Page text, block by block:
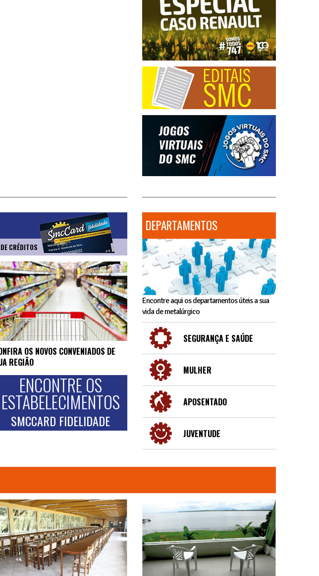
CRÉDITOS
OS NOVOS CONVENIADOS DE
REGIÃO
ENCONTRE OS
ESTABELECIMENTOS
SMCCARD FIDELIDADE
DEPARTAMENTOS
Encontre aqui os departamentos úteis a sua
vida de metalúrgico
SEGURANÇA E SAÚDE
MULHER
APOSENTADO
JUVENTUDE